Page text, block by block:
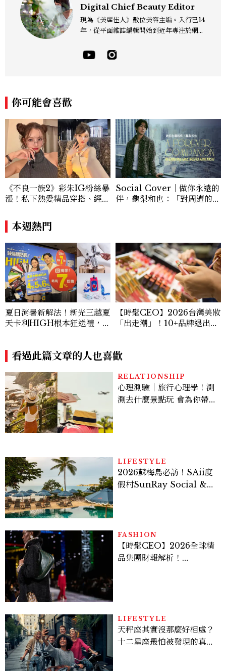
Digital Chief Beauty Editor
現為《美麗佳人》數位美容主編。入行已14
年，從平面雜誌編輯開始到近年專注於網路
耕彩妝、保養、香氛、頭髮...等與美有關的
面向。擅長以細膩敏銳的觀察力，深入報導
你可能會喜歡
《不良一族2》彩朱IG粉絲暴
漲！私下熱愛精品穿搭、經營
員
Social Cover｜做你永遠的
伴，龜梨和也：「對周遭的人
本週熱門
夏日消暑新解法！新光三越夏
天卡利HIGH根本狂送禮，全
還可以賺回本～買完心曠神
怡、透心涼！
【時髦CEO】2026台灣美妝
「出走潮」！10+品牌退出百
看過此篇文章的人也喜歡
RELATIONSHIP
心理測驗｜旅行心理學！測
測去什麼景點玩 會為你帶來
LIFESTYLE
2026蘇梅島必訪！SAii度
假村SunRay Social &
FASHION
【時髦CEO】2026全球精
品集團財報解析！
LIFESTYLE
天秤座其實沒那麼好相處？
十二星座最怕被發現的真實